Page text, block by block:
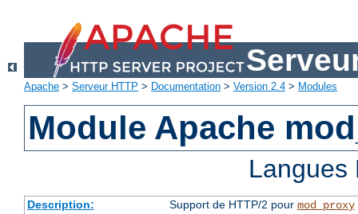
Apache > Serveur HTTP > Documentation > Version 2.4 > Modules
Module Apache
Description: Support de HTTP/2 pour mod_proxy